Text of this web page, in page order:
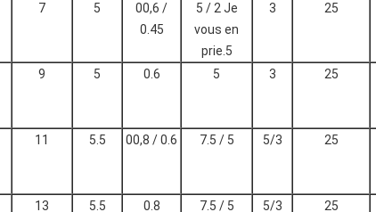
7 5
00,6 /
0.45
5 / 2 Je
vous en
prie.5
3 25
9 5 0.6 5 3 25
11 5.5 00,8 / 0.6 7.5 / 5 5/3 25
13 5.5 0.8 7.5 / 5 5/3 25